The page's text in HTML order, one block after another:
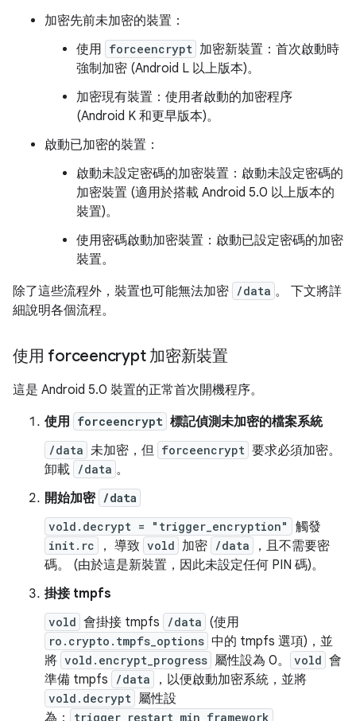
加密先前未加密的裝置：
使用 forceencrypt 加密新裝置：首次啟動時
強制加密 (Android L 以上版本)。
加密現有裝置：使用者啟動的加密程序
(Android K 和更早版本)。
啟動已加密的裝置：
啟動未設定密碼的加密裝置：啟動未設定密碼的
加密裝置 (適用於搭載 Android 5.0 以上版本的
裝置)。
使用密碼啟動加密裝置：啟動已設定密碼的加密
裝置。
除了這些流程外，裝置也可能無法加密 /data 。 下文將詳
細說明各個流程。
使用 forceencrypt 加密新裝置
這是 Android 5.0 裝置的正常首次開機程序。
使用 forceencrypt 標記偵測未加密的檔案系統
/data 未加密，但 forceencrypt 要求必須加密。
卸載 /data 。
開始加密 /data
vold.decrypt = "trigger_encryption"
觸發
init.rc ， 導致 vold 加密 /data
，且不需要密
碼。 (由於這是新裝置，因此未設定任何 PIN 碼)。
掛接 tmpfs
vold 會掛接 tmpfs /data (使用
ro.crypto.tmpfs_options 中的 tmpfs 選項)，並
將 vold.encrypt_progress 屬性設為 0。 vold 會
準備 tmpfs
/data ，以便啟動加密系統，並將
vold.decrypt 屬性設
為：
trigger_restart_min_framework